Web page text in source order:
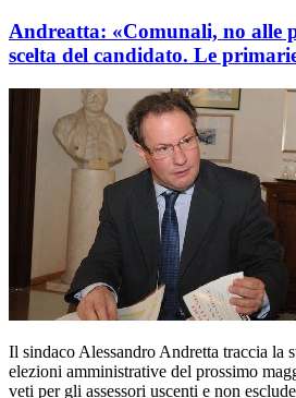
Andreatta: «Comunali, no alle
scelta del candidato. Le
Il sindaco Alessandro Andretta traccia la
elezioni amministrative del prossimo
veti per gli assessori uscenti e non